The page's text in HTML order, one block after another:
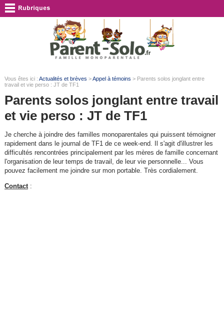
Vous êtes ici : Actualités et brèves >Appel à témoins > Parents solos jonglant entre
travail et vie perso : JT de TF1
Parents solos jonglant entre travail
et vie perso : JT de TF1
Je cherche à joindre des familles monoparentales qui puissent témoigner
rapidement dans le journal de TF1 de ce week-end. Il s'agit d'illustrer les
difficultés rencontrées principalement par les mères de famille concernant
l'organisation de leur temps de travail, de leur vie personnelle... Vous
pouvez facilement me joindre sur mon portable. Très cordialement.
Contact: